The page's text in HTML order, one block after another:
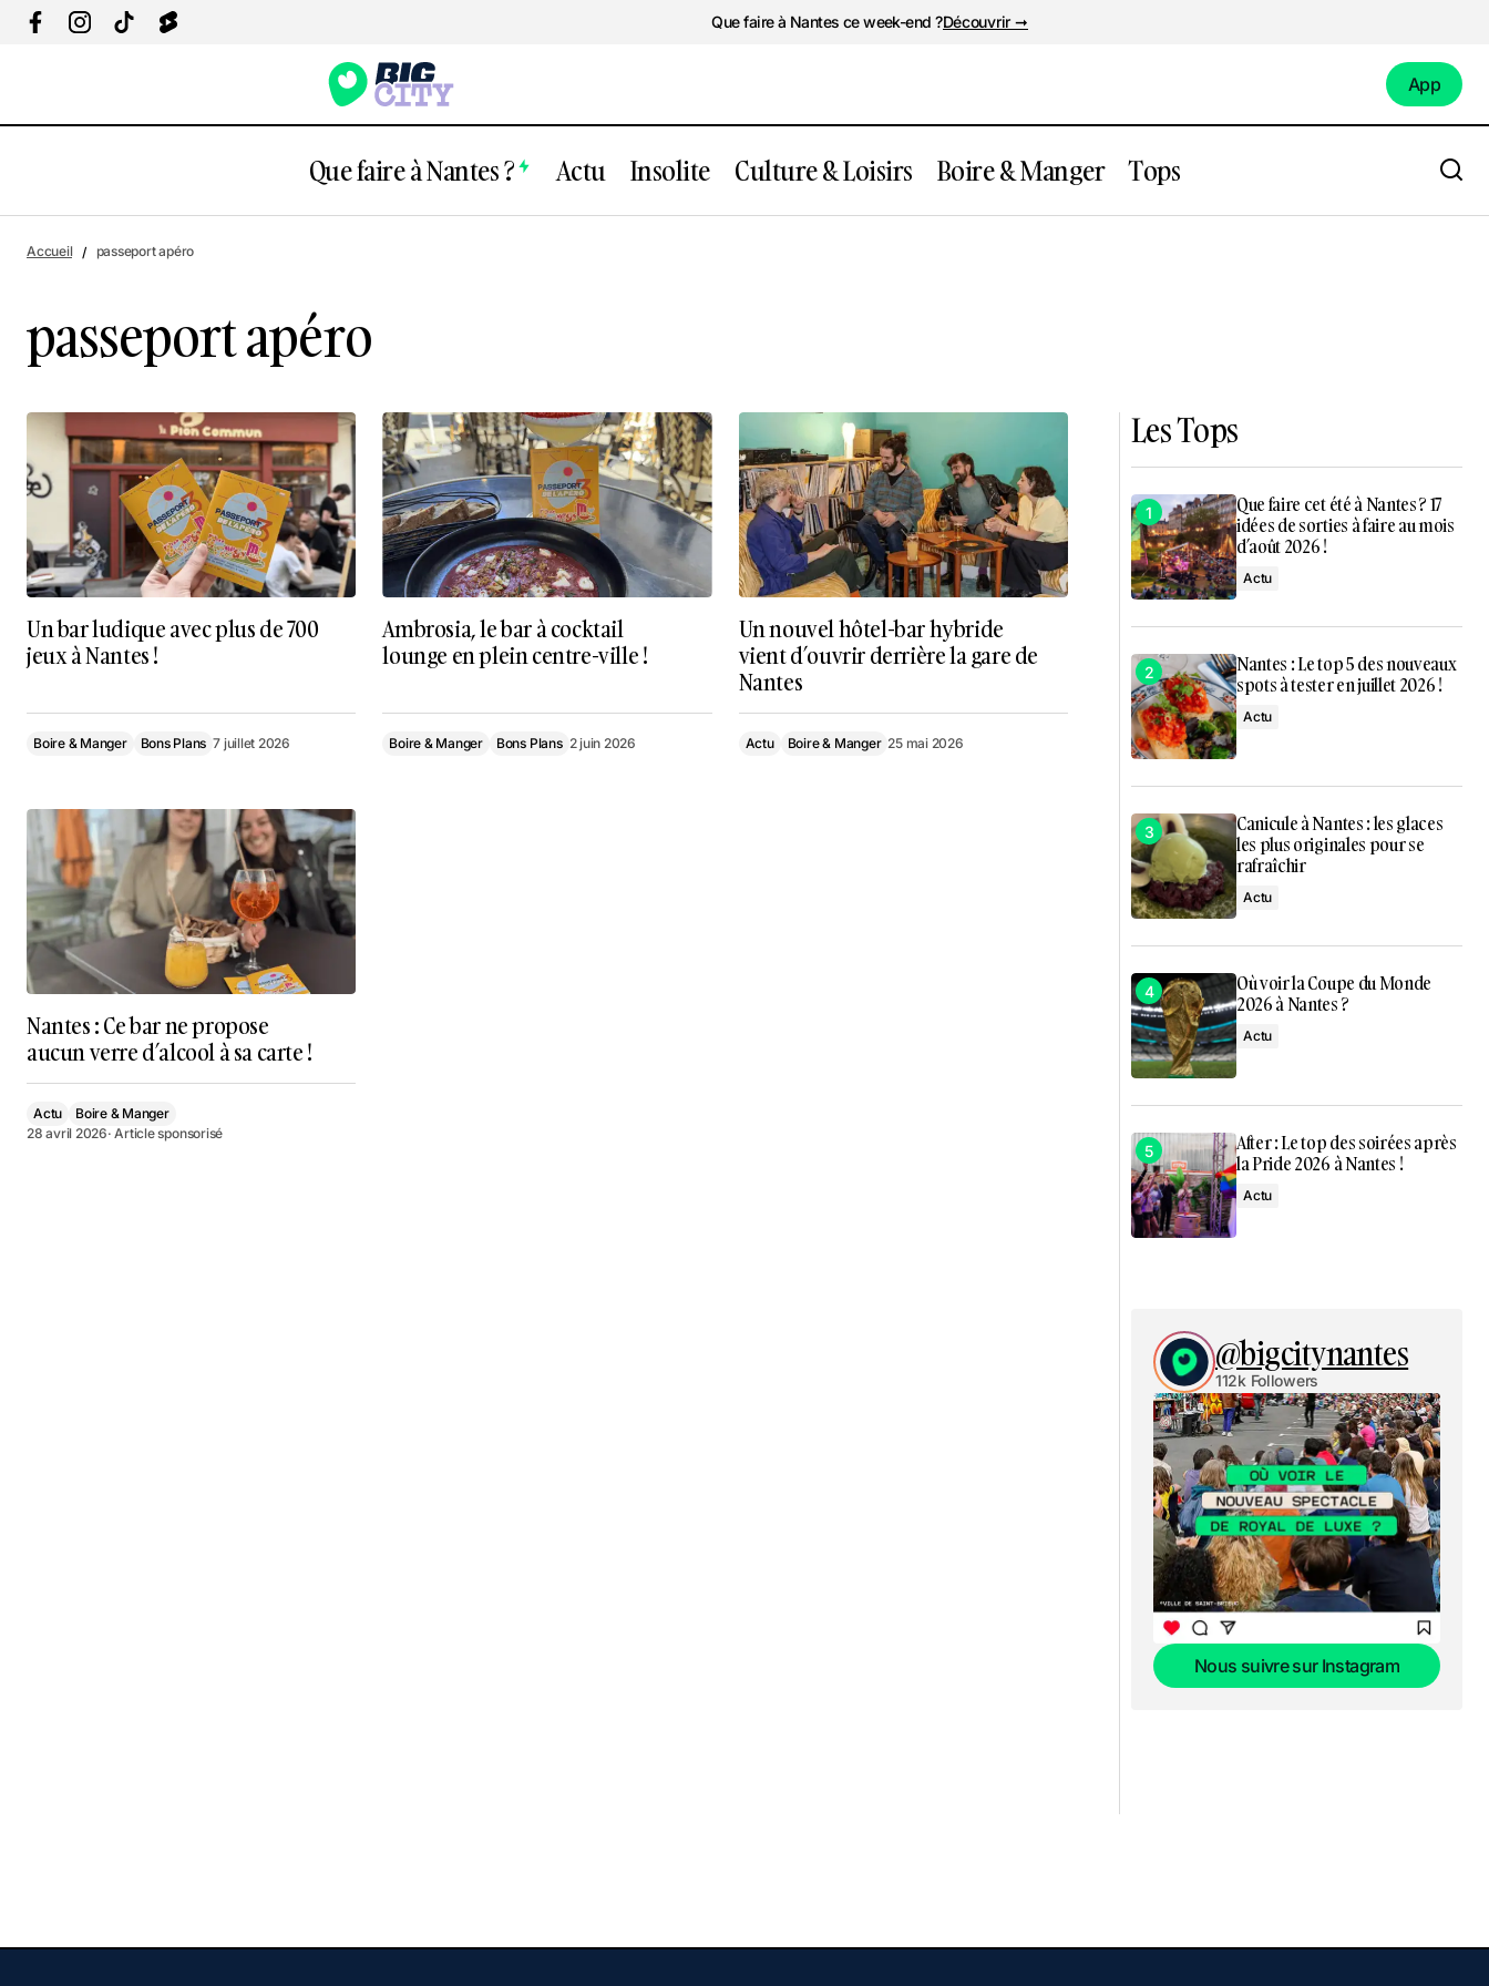
Que faire à Nantes ce week-end ?Découvrir ➞
App
Que faire à Nantes ? Actu Insolite Culture & Loisirs Boire & Manger Tops
Accueil passeport apéro
passeport apéro
Un bar ludique avec plus de 700
jeux à Nantes !
Boire & Manger Bons Plans 7 juillet 2026
Ambrosia, le bar à cocktail
lounge en plein centre-ville !
Boire & Manger Bons Plans 2 juin 2026
Un nouvel hôtel-bar hybride
vient d’ouvrir derrière la gare de
Nantes
Actu Boire & Manger 25 mai 2026
Nantes : Ce bar ne propose
aucun verre d’alcool à sa carte !
Actu
Boire & Manger
28 avril 2026· Article sponsorisé
Les Tops
Que faire cet été à Nantes ? 17
idées de sorties à faire au mois
d’août 2026 !
Actu
Nantes : Le top 5 des nouveaux
spots à tester en juillet 2026 !
Actu
Canicule à Nantes : les glaces
les plus originales pour se
rafraîchir
Actu
Où voir la Coupe du Monde
2026 à Nantes ?
Actu
After : Le top des soirées après
la Pride 2026 à Nantes !
Actu
@bigcitynantes
112k Followers
Nous suivre sur Instagram